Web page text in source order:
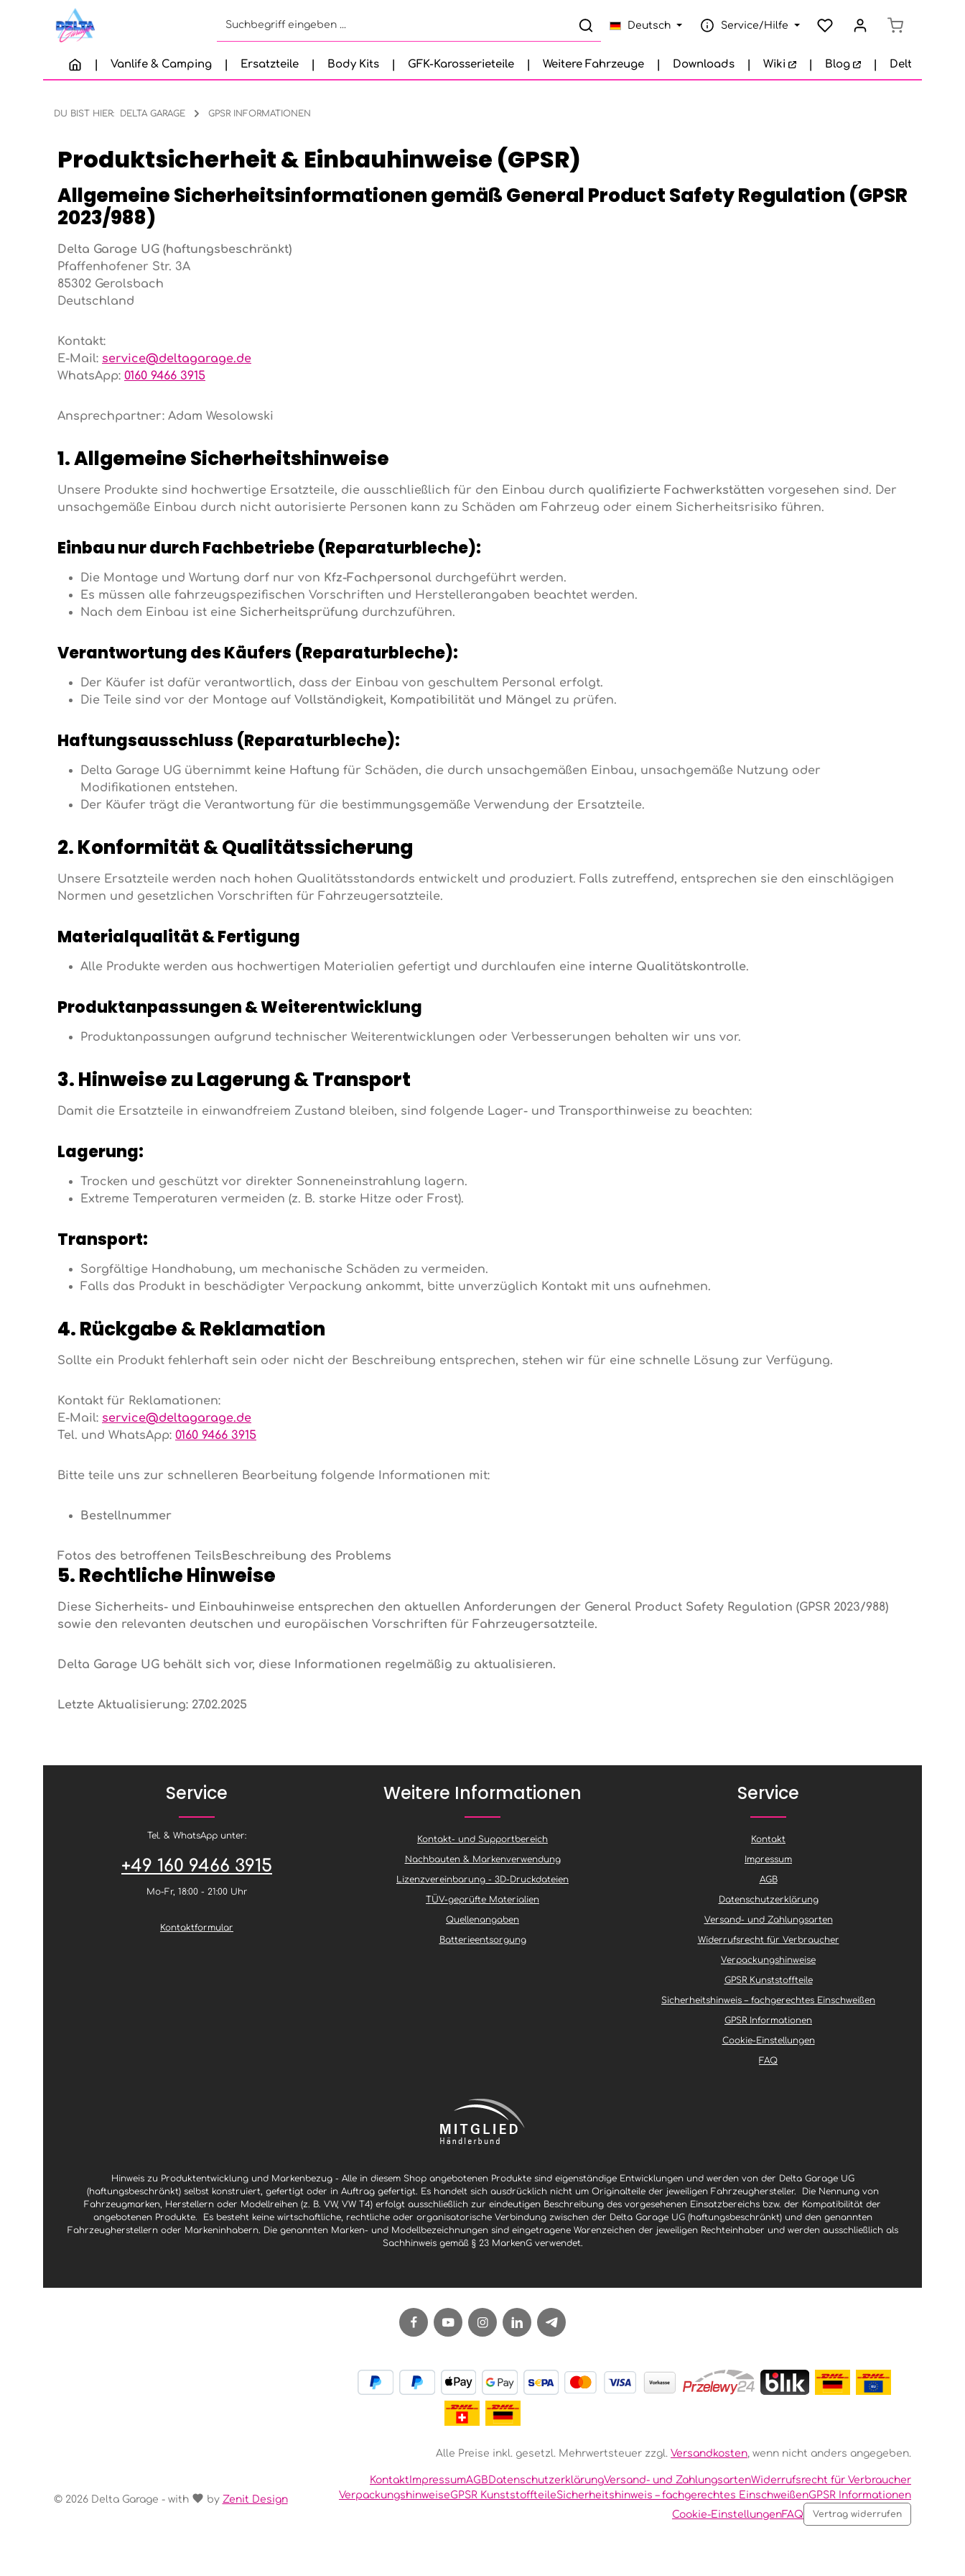
Zum Hauptinhalt springen
Zur Suche springen
Zur Hauptnavigation springen
Deutsch Service/Hilfe
Vanlife & Camping Ersatzteile Body Kits GFK-Karosserieteile Weitere Fahrzeuge Downloads Wiki Blog Delta Garage
DU BIST HIER: DELTA GARAGE GPSR INFORMATIONEN
Produktsicherheit & Einbauhinweise (GPSR)
Allgemeine Sicherheitsinformationen gemäß General Product Safety Regulation (GPSR
2023/988)
Delta Garage UG (haftungsbeschränkt)
Pfaffenhofener Str. 3A
85302 Gerolsbach
Deutschland
Kontakt:
E-Mail: service@deltagarage.de
WhatsApp: 0160 9466 3915
Ansprechpartner: Adam Wesolowski
1. Allgemeine Sicherheitshinweise
Unsere Produkte sind hochwertige Ersatzteile, die ausschließlich für den Einbau durch qualifizierte Fachwerkstätten vorgesehen sind. Der
unsachgemäße Einbau durch nicht autorisierte Personen kann zu Schäden am Fahrzeug oder einem Sicherheitsrisiko führen.
Einbau nur durch Fachbetriebe (Reparaturbleche):
Die Montage und Wartung darf nur von Kfz-Fachpersonal durchgeführt werden.
Es müssen alle fahrzeugspezifischen Vorschriften und Herstellerangaben beachtet werden.
Nach dem Einbau ist eine Sicherheitsprüfung durchzuführen.
Verantwortung des Käufers (Reparaturbleche):
Der Käufer ist dafür verantwortlich, dass der Einbau von geschultem Personal erfolgt.
Die Teile sind vor der Montage auf Vollständigkeit, Kompatibilität und Mängel zu prüfen.
Haftungsausschluss (Reparaturbleche):
Delta Garage UG übernimmt keine Haftung für Schäden, die durch unsachgemäßen Einbau, unsachgemäße Nutzung oder
Modifikationen entstehen.
Der Käufer trägt die Verantwortung für die bestimmungsgemäße Verwendung der Ersatzteile.
2. Konformität & Qualitätssicherung
Unsere Ersatzteile werden nach hohen Qualitätsstandards entwickelt und produziert. Falls zutreffend, entsprechen sie den einschlägigen
Normen und gesetzlichen Vorschriften für Fahrzeugersatzteile.
Materialqualität & Fertigung
Alle Produkte werden aus hochwertigen Materialien gefertigt und durchlaufen eine interne Qualitätskontrolle.
Produktanpassungen & Weiterentwicklung
Produktanpassungen aufgrund technischer Weiterentwicklungen oder Verbesserungen behalten wir uns vor.
3. Hinweise zu Lagerung & Transport
Damit die Ersatzteile in einwandfreiem Zustand bleiben, sind folgende Lager- und Transporthinweise zu beachten:
Lagerung:
Trocken und geschützt vor direkter Sonneneinstrahlung lagern.
Extreme Temperaturen vermeiden (z. B. starke Hitze oder Frost).
Transport:
Sorgfältige Handhabung, um mechanische Schäden zu vermeiden.
Falls das Produkt in beschädigter Verpackung ankommt, bitte unverzüglich Kontakt mit uns aufnehmen.
4. Rückgabe & Reklamation
Sollte ein Produkt fehlerhaft sein oder nicht der Beschreibung entsprechen, stehen wir für eine schnelle Lösung zur Verfügung.
Kontakt für Reklamationen:
E-Mail: service@deltagarage.de
Tel. und WhatsApp: 0160 9466 3915
Bitte teile uns zur schnelleren Bearbeitung folgende Informationen mit:
Bestellnummer
Fotos des betroffenen Teils Beschreibung des Problems
5. Rechtliche Hinweise
Diese Sicherheits- und Einbauhinweise entsprechen den aktuellen Anforderungen der General Product Safety Regulation (GPSR 2023/988)
sowie den relevanten deutschen und europäischen Vorschriften für Fahrzeugersatzteile.
Delta Garage UG behält sich vor, diese Informationen regelmäßig zu aktualisieren.
Letzte Aktualisierung: 27.02.2025
Service
Tel. & WhatsApp unter:
+49 160 9466 3915
Mo-Fr, 18:00 - 21:00 Uhr
Kontaktformular
Weitere Informationen
Kontakt- und Supportbereich
Nachbauten & Markenverwendung
Lizenzvereinbarung - 3D-Druckdateien
TÜV-geprüfte Materialien
Quellenangaben
Batterieentsorgung
Service
Kontakt
Impressum
AGB
Datenschutzerklärung
Versand- und Zahlungsarten
Widerrufsrecht für Verbraucher
Verpackungshinweise
GPSR Kunststoffteile
Sicherheitshinweis – fachgerechtes Einschweißen
GPSR Informationen
Cookie-Einstellungen
FAQ
Hinweis zu Produktentwicklung und Markenbezug - Alle in diesem Shop angebotenen Produkte sind eigenständige Entwicklungen und werden von der Delta Garage UG
(haftungsbeschränkt) selbst konstruiert, gefertigt oder in Auftrag gefertigt. Es handelt sich ausdrücklich nicht um Originalteile der jeweiligen Fahrzeughersteller.
Die Nennung von
Fahrzeugmarken, Herstellern oder Modellreihen (z. B. VW, VW T4) erfolgt ausschließlich zur eindeutigen Beschreibung des vorgesehenen Einsatzbereichs bzw. der Kompatibilität der
angebotenen Produkte.
Es besteht keine wirtschaftliche, rechtliche oder organisatorische Verbindung zwischen der Delta Garage UG (haftungsbeschränkt) und den genannten
Fahrzeugherstellern oder Markeninhabern. Die genannten Marken- und Modellbezeichnungen sind eingetragene Warenzeichen der jeweiligen Rechteinhaber und werden ausschließlich als
Sachhinweis gemäß § 23 MarkenG verwendet.
Alle Preise inkl. gesetzl. Mehrwertsteuer zzgl. Versandkosten, wenn nicht anders angegeben.
© 2026 Delta Garage - with by Zenit Design
Kontakt ImpressumAGB DatenschutzerklärungVersand- und ZahlungsartenWiderrufsrecht für Verbraucher
VerpackungshinweiseGPSR KunststoffteileSicherheitshinweis – fachgerechtes EinschweißenGPSR Informationen
Cookie-EinstellungenFAQ Vertrag widerrufen